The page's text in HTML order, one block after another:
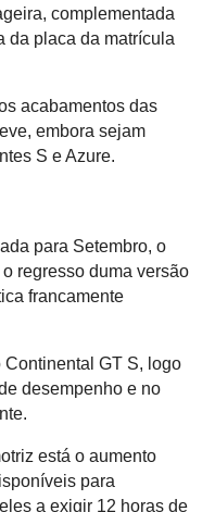
complementada
da placa da matrícula
acabamentos das
embora sejam
S e Azure.
para Setembro, o
regresso duma versão
francamente
GT S, logo
desempenho e no
está o aumento
para
a exigir 12 horas de